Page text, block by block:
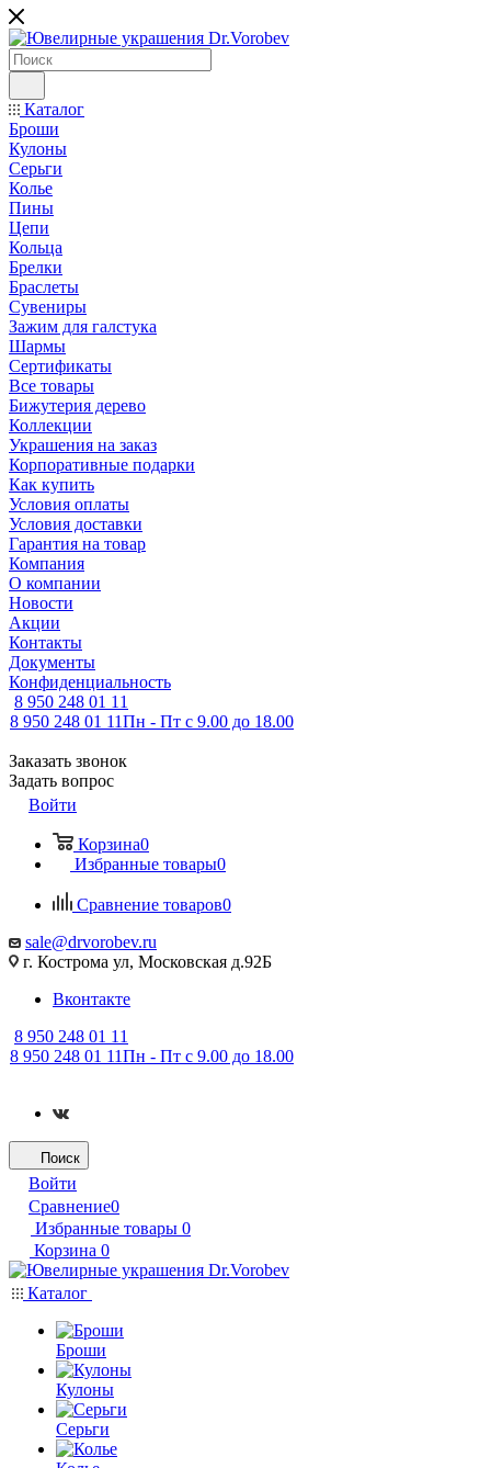
Каталог
Броши
Кулоны
Серьги
Колье
Пины
Цепи
Кольца
Брелки
Браслеты
Сувениры
Зажим для галстука
Шармы
Сертификаты
Все товары
Бижутерия дерево
Коллекции
Украшения на заказ
Корпоративные подарки
Как купить
Условия оплаты
Условия доставки
Гарантия на товар
Компания
О компании
Новости
Акции
Контакты
Документы
Конфиденциальность
8 950 248 01 11
8 950 248 01 11Пн - Пт с 9.00 до 18.00
Заказать звонок
Задать вопрос
Войти
Корзина0
Избранные товары0
Сравнение товаров0
sale@drvorobev.ru
г. Кострома ул, Московская д.92Б
Вконтакте
8 950 248 01 11
8 950 248 01 11Пн - Пт с 9.00 до 18.00
Поиск
Войти
Сравнение0
Избранные товары 0
Корзина 0
Каталог
Броши
Кулоны
Серьги